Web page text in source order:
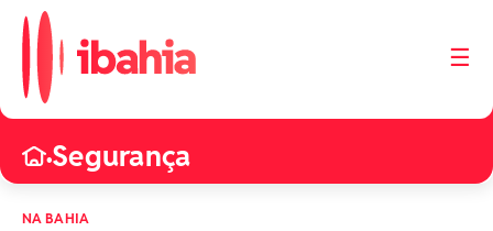
☰
•Segurança
NA BAHIA